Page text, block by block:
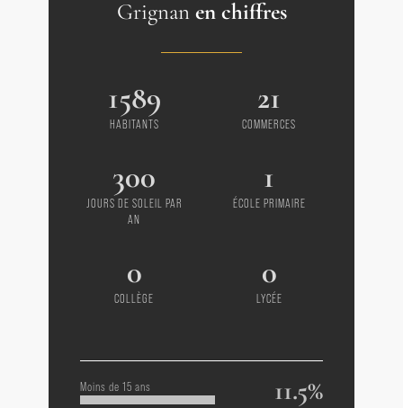
Grignan en chiffres
1589
HABITANTS
21
COMMERCES
300
JOURS DE SOLEIL PAR
AN
1
ÉCOLE PRIMAIRE
0
COLLÈGE
0
LYCÉE
Moins de 15 ans 11.5%